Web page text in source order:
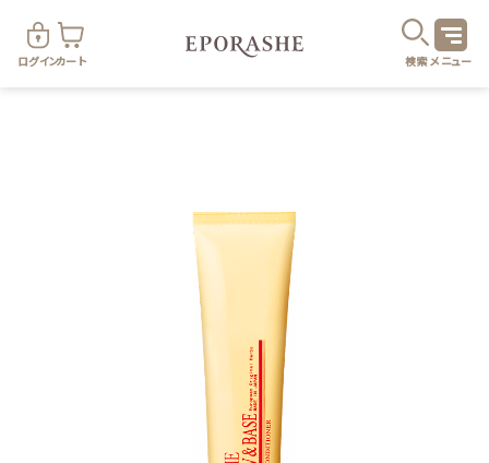
ログインカート 検索メニュー
お得なセット・キャンペーン